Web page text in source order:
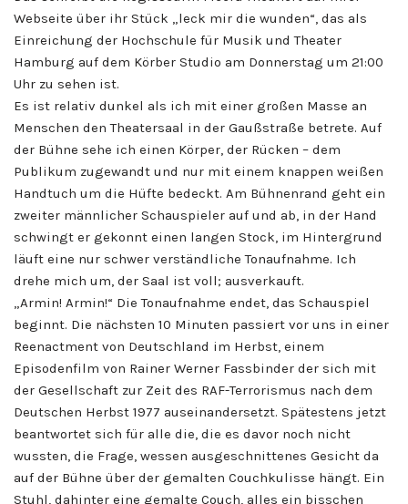
Webseite über ihr Stück „leck mir die wunden“, das als
Einreichung der Hochschule für Musik und Theater
Hamburg auf dem Körber Studio am Donnerstag um 21:00
Uhr zu sehen ist.
Es ist relativ dunkel als ich mit einer großen Masse an
Menschen den Theatersaal in der Gaußstraße betrete. Auf
der Bühne sehe ich einen Körper, der Rücken – dem
Publikum zugewandt und nur mit einem knappen weißen
Handtuch um die Hüfte bedeckt. Am Bühnenrand geht ein
zweiter männlicher Schauspieler auf und ab, in der Hand
schwingt er gekonnt einen langen Stock, im Hintergrund
läuft eine nur schwer verständliche Tonaufnahme. Ich
drehe mich um, der Saal ist voll; ausverkauft.
„Armin! Armin!“ Die Tonaufnahme endet, das Schauspiel
beginnt. Die nächsten 10 Minuten passiert vor uns in einer
Reenactment von Deutschland im Herbst, einem
Episodenfilm von Rainer Werner Fassbinder der sich mit
der Gesellschaft zur Zeit des RAF-Terrorismus nach dem
Deutschen Herbst 1977 auseinandersetzt. Spätestens jetzt
beantwortet sich für alle die, die es davor noch nicht
wussten, die Frage, wessen ausgeschnittenes Gesicht da
auf der Bühne über der gemalten Couchkulisse hängt. Ein
Stuhl, dahinter eine gemalte Couch, alles ein bisschen